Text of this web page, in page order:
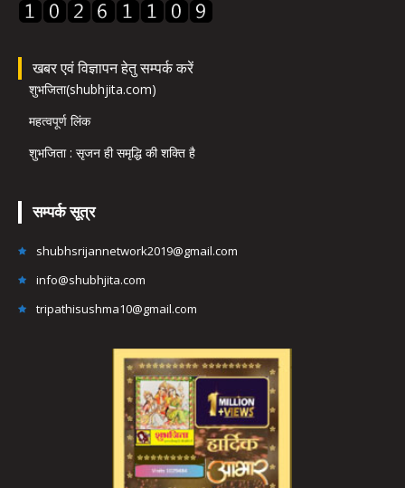
खबर एवं विज्ञापन हेतु सम्पर्क करें
शुभजिता(shubhjita.com)
महत्वपूर्ण लिंक
शुभजिता : सृजन ही समृद्धि की शक्ति है
सम्पर्क सूत्र
shubhsrijannetwork2019@gmail.com
info@shubhjita.com
tripathisushma10@gmail.com